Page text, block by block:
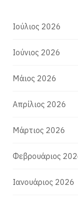
Ιούλιος 2026
Ιούνιος 2026
Μάιος 2026
Απρίλιος 2026
Μάρτιος 2026
Φεβρουάριος
Ιανουάριος 2026